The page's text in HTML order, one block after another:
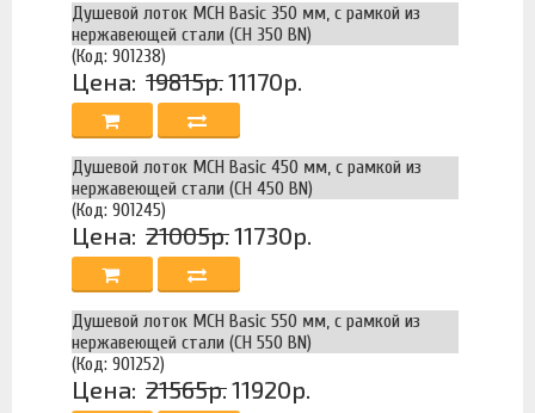
Душевой лоток MCH Basic 350 мм, с рамкой из
нержавеющей стали (CH 350 BN)
(Код: 901238)
Цена: 19815р.11170р.
Душевой лоток MCH Basic 450 мм, с рамкой из
нержавеющей стали (CH 450 BN)
(Код: 901245)
Цена: 21005р.11730р.
Душевой лоток MCH Basic 550 мм, с рамкой из
нержавеющей стали (CH 550 BN)
(Код: 901252)
Цена: 21565р.11920р.